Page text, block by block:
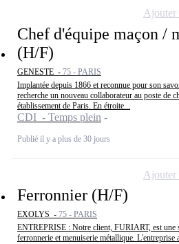
Chef d'équipe maçon /
(H/F)
GENESTE - 75 - PARIS
Implantée depuis 1866 et reconnue pour son
recherche un nouveau collaborateur au poste de
établissement de Paris. En étroite...
CDI - Temps plein
Publié il y a plus de 30 jours
Ajouter
Ferronnier (H/F)
EXOLYS - 75 - PARIS
ENTREPRISE : Notre client, FURIART, est une
ferronnerie et menuiserie métallique. L'entreprise
Ajouter